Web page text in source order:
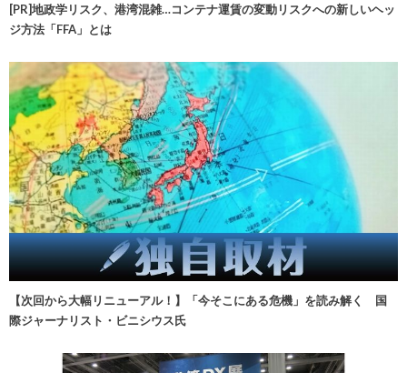
[PR]地政学リスク、港湾混雑…コンテナ運賃の変動リスクへの新しいヘッ
ジ方法「FFA」とは
【次回から大幅リニューアル！】「今そこにある危機」を読み解く 国
際ジャーナリスト・ビニシウス氏